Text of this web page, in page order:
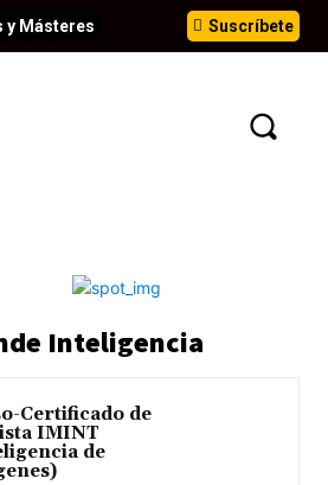
Suscríbete
y Másteres
Inteligencia
Certificado de
IMINT
de